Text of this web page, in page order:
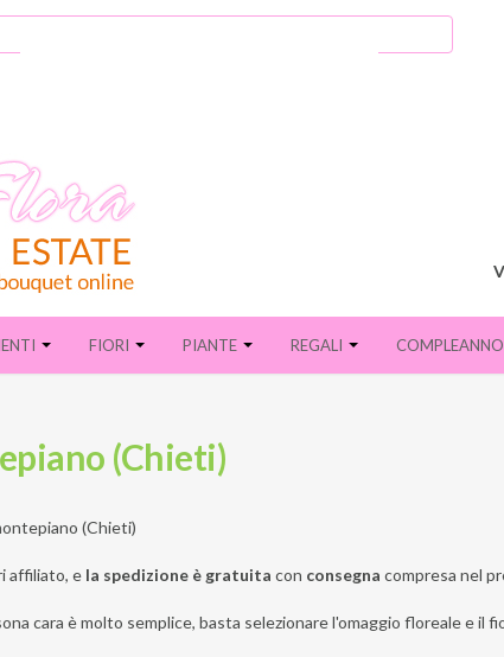
FIORI PIANTE REGALI COMPLEANNO
(Chieti)
(Chieti)
affiliato, e la spedizione è gratuita con consegna compresa nel
cara è molto semplice, basta selezionare l'omaggio floreale e il